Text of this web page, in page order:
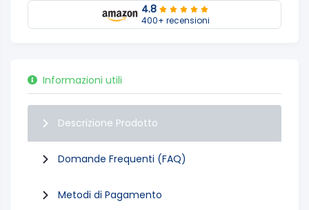
4.8
400+ recensioni
Informazioni utili
Descrizione Prodotto
Domande Frequenti (FAQ)
Metodi di Pagamento